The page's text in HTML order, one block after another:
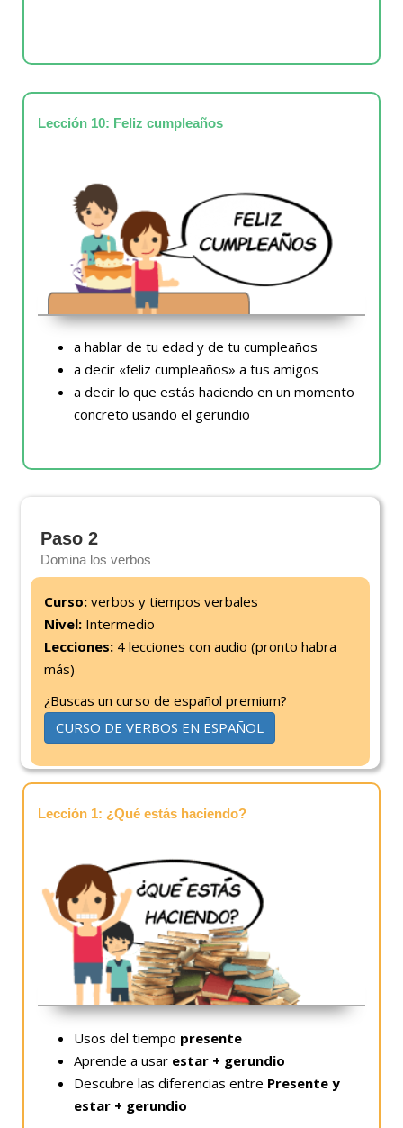
Lección 10: Feliz cumpleaños
a hablar de tu edad y de tu cumpleaños
a decir «feliz cumpleaños» a tus amigos
a decir lo que estás haciendo en un momento
concreto usando el gerundio
Paso 2
Domina los verbos
Curso:verbos y tiempos verbales
Nivel:Intermedio
Lecciones: 4 lecciones con audio (pronto habra
más)
¿Buscas un curso de español premium?
CURSO DE VERBOS EN ESPAÑOL
Lección 1: ¿Qué estás haciendo?
Usos del tiempo presente
Aprende a usar estar + gerundio
Descubre las diferencias entre Presente y
estar + gerundio